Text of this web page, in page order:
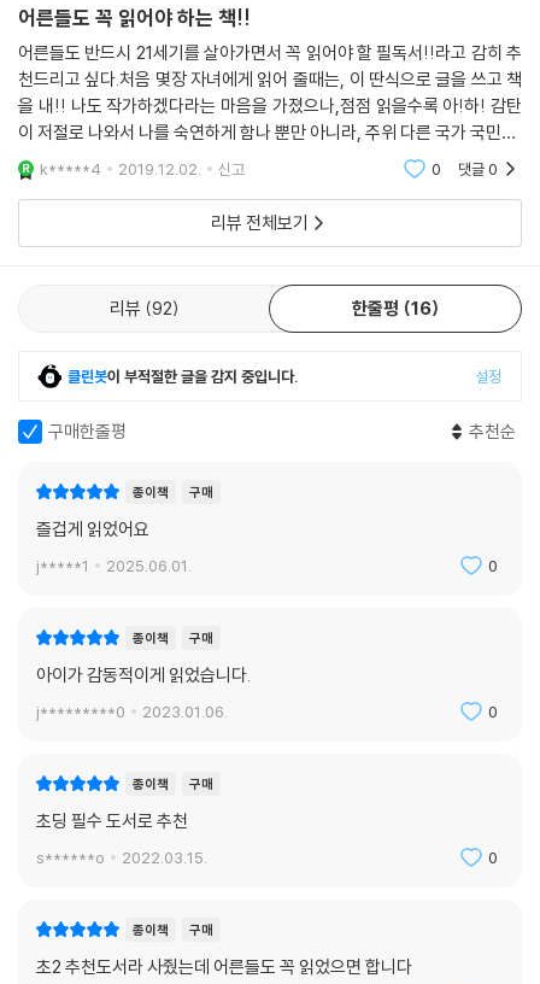
참담함을 전하는 간결하고 담담한 내레이션이 이어진다. 이러한 극적 대비
는 반복과 점층적 전개를 통해 감동과 여운을 배가시킨다. 또한 세계 여러
친구들의 현실을 듣고 충격 받은 대한민국 어린이 솔이의 모습에서 인간에
게 내재된 순수를 발견할 수 있다. 간결한 글과 그림 속에 숨은 여백은 독자
들에게 여운과 생각할 거리를 던져 준다. 깊은 여운 뒤의 몫은 독자가 채워
야 할 여백이기도 하다. 재생지에 거친 드로잉과 콜라주로 표현한 그림은
이러한 여백의 느낌과 소박하고 거친 느낌을 살리기 위한 작가의 의도이
작가가 어느 날 우연히 본 다큐멘터리에서 지구촌은 너무도 낯설었다. 자
연재해, 종교 대립으로 인한 폭탄 테러, 가난으로 인한 질병 등 세계 곳곳에
서 수많은 사람들이 대한민국에서는 생각조차 할 수 없는, 그야말로 거짓
말 같은 일들로 고통 받고 있었다. 그리고 그 안에서 가장 큰 고통을 받고
있는 사람은 바로 어린아이들이라는 사실에 작가는 적잖은 충격을 받았다.
이 책에서 대한민국 어린이를 대표하는 솔이는 작품을 쓰고 그린 작가이기
작가는 이 책을 통해 우리가 다른 모습을 지니고 다른 공간에 살고 있더라
도, 결국 우리 모두 지구촌이라는 작은 마을에 함께 살고 있는 ‘지구촌 가
인 플랜코리아에 기부된다. 또한 출간에 맞춰 광화문 광화랑에서 원화전을
열어, 책 속의 감동을 다양하게 확장시킬 수 있게 하였다. 전시 기간은 3월
9일부터 15일까지이다.
볼로냐 라가치 상은 매년 봄, 이탈리아 볼로냐에서 열리는 세계 최대 규모
의 국제 어린이 도서전에서 수여하는 상으로, 전 세계에서 출간된 그림책
을 대상으로 한다. 각국의 권위 있는 국제 심사위원단이 작품성과 예술성,
우수상이 있다.
어른들도 꼭 읽어야 하는 책!!
어른들도 반드시 21세기를 살아가면서 꼭 읽어야 할 필독서!!라고 감히 추
천드리고 싶다.처음 몇장 자녀에게 읽어 줄때는, 이 딴식으로 글을 쓰고 책
을 내!! 나도 작가하겠다라는 마음을 가졌으나,점점 읽을수록 아!하! 감탄
이 저절로 나와서 나를 숙연하게 함나 뿐만 아니라, 주위 다른 국가 국민들,
불우한? 나의 이웃을 한번쯤 생각하게 되니하루하루를 서투르게 살면 안
되겠다, 그리
k*****4 2019.12.02. 신고 0 댓글0
리뷰 전체보기
리뷰 92 한줄평 16
클린봇이 부적절한 글을 감지 중입니다. 설정
구매한줄평 추천순
종이책 구매
즐겁게 읽었어요
j*****1 2025.06.01. 0
종이책 구매
아이가 감동적이게 읽었습니다.
j*********0 2023.01.06. 0
종이책 구매
초딩 필수 도서로 추천
s******o 2022.03.15. 0
종이책 구매
초2 추천도서라 사줬는데 어른들도 꼭 읽었으면 합니다